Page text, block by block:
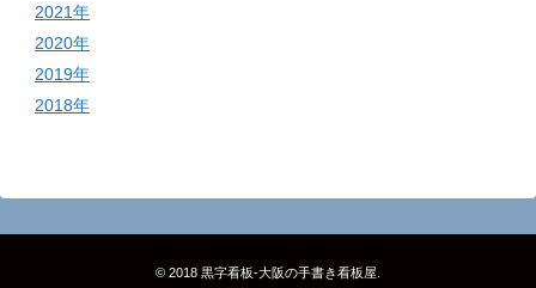
2021年
2020年
2019年
2018年
© 2018 黒字看板‐大阪の手書き看板屋